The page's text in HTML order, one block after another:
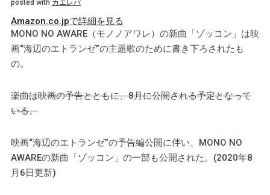
posted with カエレバ
Amazon.co.jpで詳細を見る
MONO NO AWARE（モノノアワレ）の新曲「ゾッコン」は映
画“海辺のエトランゼ”の主題歌のために書き下ろされたも
の。
楽曲は映画の予告とともに、8月に公開される予定となって
いる。
映画“海辺のエトランゼ”の予告編公開に伴い、MONO NO
AWAREの新曲「ゾッコン」の一部も公開された。(2020年8
月6日更新)